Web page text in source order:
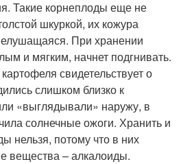
Такие корнеплоды еще не
шкуркой, их кожура
При хранении
и мягким, начнет подгнивать.
свидетельствует о
слишком близко к
«выглядывали» наружу, в
солнечные ожоги. Хранить и
нельзя, потому что в них
вещества – алкалоиды.